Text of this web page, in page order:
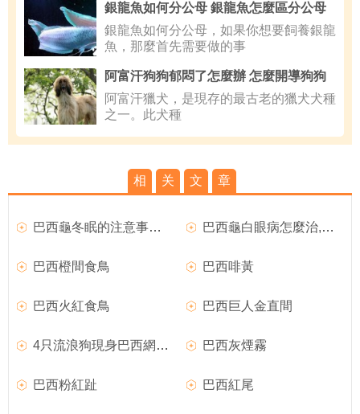
銀龍魚如何分公母 銀龍魚怎麼區分公母
銀龍魚如何分公母，如果你想要飼養銀龍
魚，那麼首先需要做的事
阿富汗狗狗郁悶了怎麼辦 怎麼開導狗狗
阿富汗獵犬，是現存的最古老的獵犬犬種
之一。此犬種
相 关 文 章
巴西龜冬眠的注意事項有哪些,巴西龜為什麼不冬眠 巴西龜白眼病怎麼治,巴西龜白眼病有哪些表現
巴西橙間食鳥 巴西啡黃
巴西火紅食鳥 巴西巨人金直間
4只流浪狗現身巴西網球公開賽當球童引爆全場 巴西灰煙霧
巴西粉紅趾 巴西紅尾